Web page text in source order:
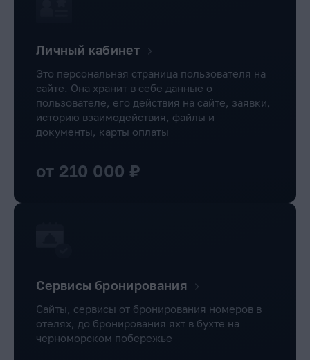
Личный кабинет
Это персональная страница пользователя на
сайте. Она хранит в себе данные о
пользователе, его действия на сайте, заявки,
историю взаимодействия, файлы и
документы, карты оплаты
от 210 000 ₽
Сервисы бронирования
Сайты, сервисы от бронирования номеров в
отелях, до бронирования яхт в бухте на
черноморском побережье